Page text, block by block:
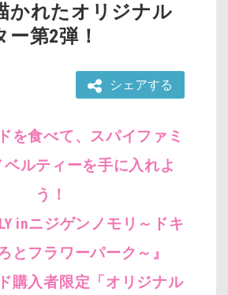
かれたオリジナル
ー第2弾！
シェアする
を食べて、スパイファミ
ベルティーを手に入れよ
う！
inニジゲンノモリ～ドキ
とフラワーパーク～』
購入者限定「オリジナル